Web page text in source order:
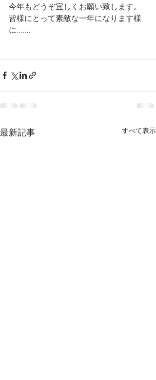
今年もどうぞ宜しくお願い致します。
皆様にとって素敵な一年になります様
に.......
最新記事 すべて表示